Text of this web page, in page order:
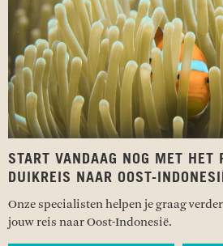
START VANDAAG NOG MET HET
DUIKREIS NAAR OOST-
Onze specialisten helpen je graag
jouw reis naar Oost-Indonesië.